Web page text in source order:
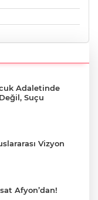
Adaletinde
Suçu
Vizyon
Afyon’dan!